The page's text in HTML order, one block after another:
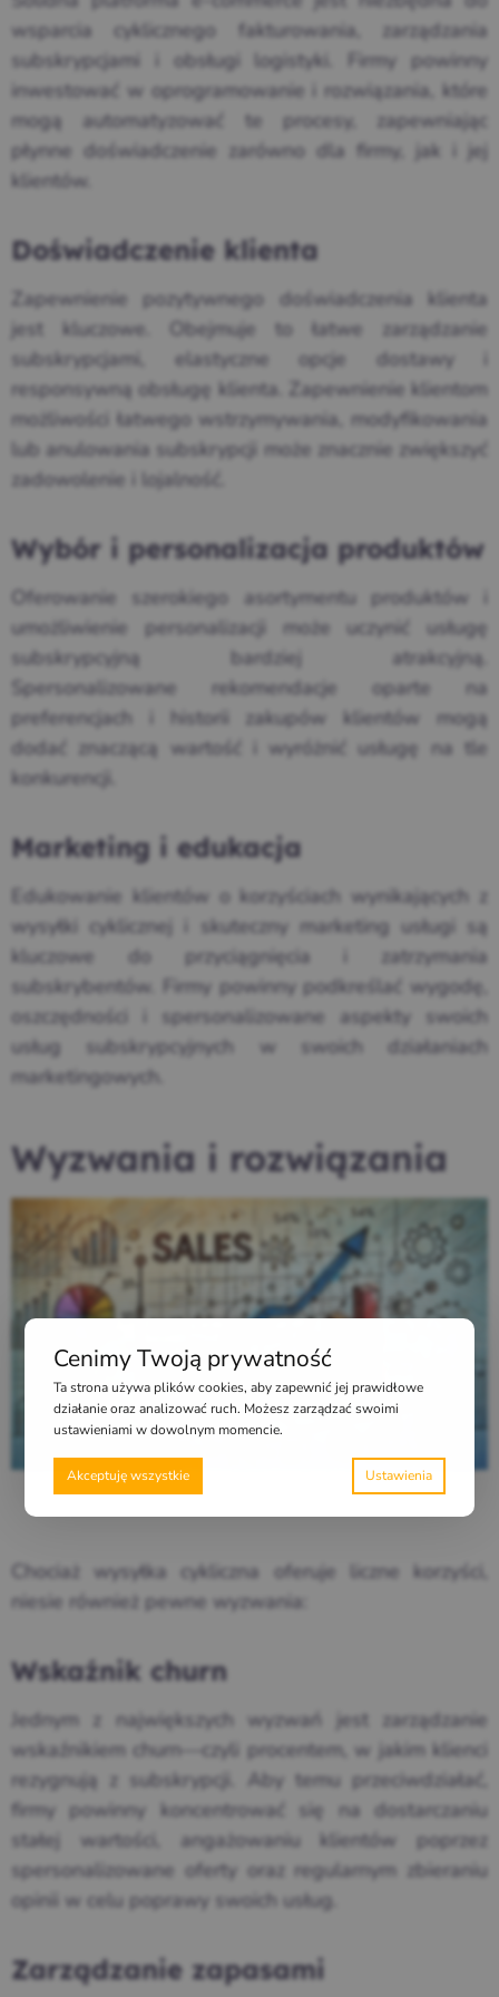
wsparcia cyklicznego fakturowania, zarządzania
subskrypcjami i obsługi logistyki. Firmy powinny
inwestować w oprogramowanie i rozwiązania, które
mogą automatyzować te procesy, zapewniając
płynne doświadczenie zarówno dla firmy, jak i jej
klientów.
Doświadczenie klienta
Zapewnienie pozytywnego doświadczenia klienta
jest kluczowe. Obejmuje to łatwe zarządzanie
subskrypcjami, elastyczne opcje dostawy i
responsywną obsługę klienta. Zapewnienie klientom
możliwości łatwego wstrzymywania, modyfikowania
lub anulowania subskrypcji może znacznie zwiększyć
zadowolenie i lojalność.
Wybór i personalizacja produktów
Oferowanie szerokiego asortymentu produktów i
umożliwienie personalizacji może uczynić usługę
subskrypcyjną bardziej atrakcyjną.
Spersonalizowane rekomendacje oparte na
preferencjach i historii zakupów klientów mogą
dodać znaczącą wartość i wyróżnić usługę na tle
konkurencji.
Marketing i edukacja
Edukowanie klientów o korzyściach wynikających z
wysyłki cyklicznej i skuteczny marketing usługi są
kluczowe do przyciągnięcia i zatrzymania
subskrybentów. Firmy powinny podkreślać wygodę,
oszczędności i spersonalizowane aspekty swoich
usług subskrypcyjnych w swoich działaniach
marketingowych.
Wyzwania i rozwiązania
Chociaż wysyłka cykliczna oferuje liczne korzyści,
niesie również pewne wyzwania:
Wskaźnik churn
Jednym z największych wyzwań jest zarządzanie
wskaźnikiem churn—czyli procentem, w jakim klienci
rezygnują z subskrypcji. Aby temu przeciwdziałać,
firmy powinny koncentrować się na dostarczaniu
stałej wartości, angażowaniu klientów poprzez
spersonalizowane oferty oraz regularnym zbieraniu
opinii w celu poprawy swoich usług.
Zarządzanie zapasami
Cenimy Twoją prywatność
Ta strona używa plików cookies, aby zapewnić jej prawidłowe
działanie oraz analizować ruch. Możesz zarządzać swoimi
ustawieniami w dowolnym momencie.
Akceptuję wszystkie